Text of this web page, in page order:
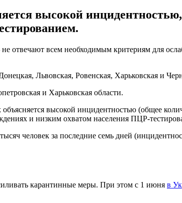
высокой
отвечают всем необходимым критериям для
Львовская, Ровенская, Харьковская и
и Харьковская области.
высокой инцидентностью (общее
и низким охватом населения ПЦР-
человек за последние семь дней
карантинные меры. При этом с 1 июня в